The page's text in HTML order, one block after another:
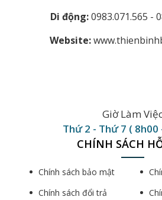
Di động:0983.071.565 -
Website:
Giờ Làm
Thứ 2 - Thứ 7 ( 8h00
CHÍNH SÁCH
Chính sách bảo mật
Chính sách đổi trả